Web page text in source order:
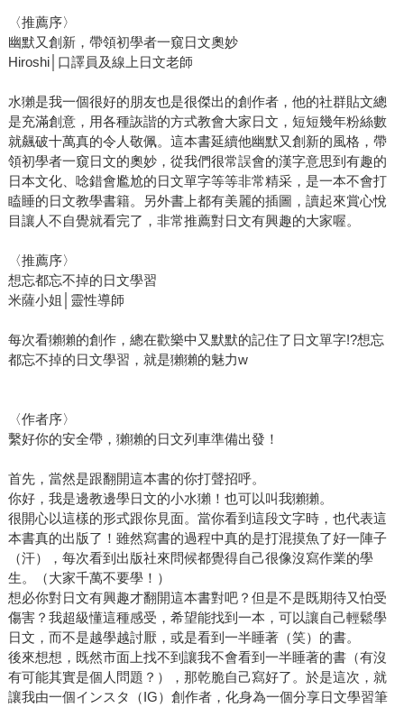
〈推薦序〉
幽默又創新，帶領初學者一窺日文奧妙
Hiroshi│口譯員及線上日文老師
水獺是我一個很好的朋友也是很傑出的創作者，他的社群貼文總
是充滿創意，用各種詼諧的方式教會大家日文，短短幾年粉絲數
就飆破十萬真的令人敬佩。這本書延續他幽默又創新的風格，帶
領初學者一窺日文的奧妙，從我們很常誤會的漢字意思到有趣的
日本文化、唸錯會尷尬的日文單字等等非常精采，是一本不會打
瞌睡的日文教學書籍。另外書上都有美麗的插圖，讀起來賞心悅
目讓人不自覺就看完了，非常推薦對日文有興趣的大家喔。
〈推薦序〉
想忘都忘不掉的日文學習
米薩小姐│靈性導師
每次看獺獺的創作，總在歡樂中又默默的記住了日文單字!?想忘
都忘不掉的日文學習，就是獺獺的魅力w
〈作者序〉
繫好你的安全帶，獺獺的日文列車準備出發！
首先，當然是跟翻開這本書的你打聲招呼。
你好，我是邊教邊學日文的小水獺！也可以叫我獺獺。
很開心以這樣的形式跟你見面。當你看到這段文字時，也代表這
本書真的出版了！雖然寫書的過程中真的是打混摸魚了好一陣子
（汗），每次看到出版社來問候都覺得自己很像沒寫作業的學
生。（大家千萬不要學！）
想必你對日文有興趣才翻開這本書對吧？但是不是既期待又怕受
傷害？我超級懂這種感受，希望能找到一本，可以讓自己輕鬆學
日文，而不是越學越討厭，或是看到一半睡著（笑）的書。
後來想想，既然市面上找不到讓我不會看到一半睡著的書（有沒
有可能其實是個人問題？），那乾脆自己寫好了。於是這次，就
讓我由一個インスタ（IG）創作者，化身為一個分享日文學習筆